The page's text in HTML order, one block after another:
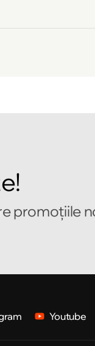
promoțiile
Youtube